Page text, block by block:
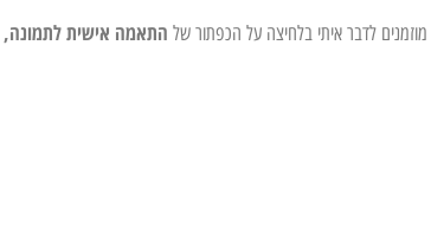
לדבר איתי בלחיצה על הכפתור של התאמה אישית לתמונה,